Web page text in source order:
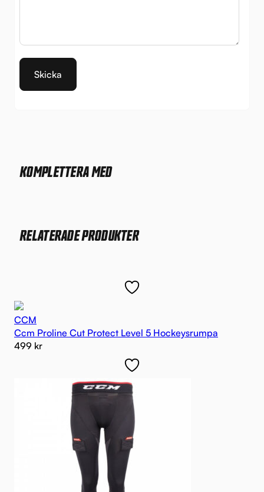
KOMPLETTERA MED
RELATERADE PRODUKTER
CCM
Ccm Proline Cut Protect Level 5 Hockeysrumpa
499 kr